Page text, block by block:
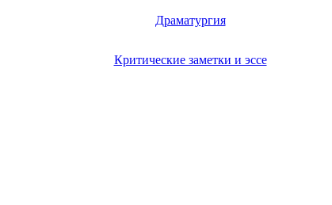
Драматургия
Критические заметки и эссе